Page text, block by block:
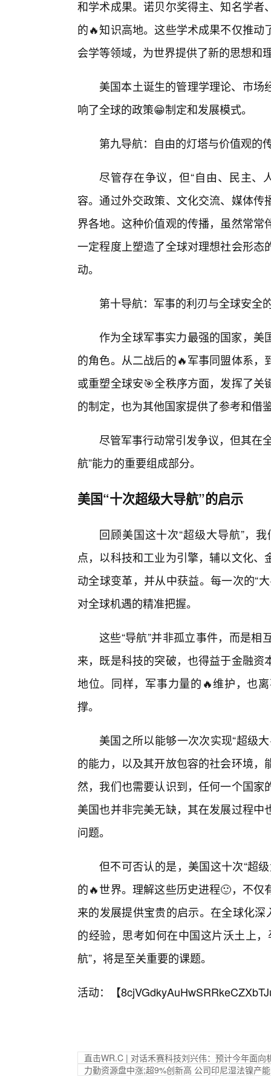
和学术成果。诺贝尔奖得主、知名学
的🔥知识高地。这些学术成果不仅推
会学等领域，为世界提供了新的思想和
美国本土诞生的管理学理论、市
响了全球的政策😁制定和发展模式。
第九导航：自由的灯塔与价值观的
尽管存在争议，但“自由、民主、
容。通过外交政策、文化交流、媒体
界各地。这种价值观的传播，虽然常
一定程度上塑造了全球对理想社会形
动。
第十导航：军事的利刃与全球安全
作为全球军事实力最强的国家，美
的角色。从二战后的🔥军事同盟体系
或重塑全球安🎯全秩序方面，发挥了
的制定，也为其他国家提供了参考和借
尽管军事行动常引发争议，但其在
航”能力的重要组成部分。
美国“十次超级大导航”的启示
回顾美国这十次“超级大导航”，
点，以科技和工业为引擎，辅以文化
动全球变革，并从中获益。每一次的“
对全球机遇的精准把握。
这些“导航”并非孤立事件，而是
来，既是科技的突破，也得益于金融
地位。同样，军事力量的🔥维护，也
撑。
美国之所以能够一次次实现“超级
的能力，以及其开放包容的社会环境
然，我们也需要认识到，任何一个国
美国也并非完美无缺，其在发展过程
问题。
但不可否认的是，美国这十次“超
的🔥世界。理解这些历史进程🙂，不
来的发展提供宝贵的启示。在全球化
的经验，思考如何在中国这片沃土上
航”，将是至关重要的课题。
活动：【
直击WR.C | 对话禾赛科技刘兴伟：预计今年面向
力勤资源盘中涨;超9%创新高 公司印尼湿法镍产